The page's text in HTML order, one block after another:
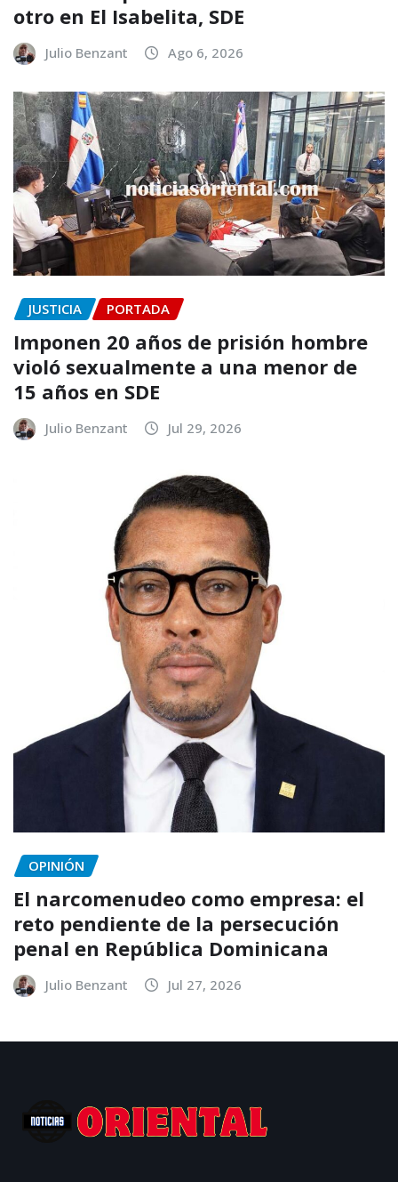
otro en El Isabelita, SDE
Julio Benzant Ago 6, 2026
JUSTICIA PORTADA
Imponen 20 años de prisión hombre
violó sexualmente a una menor de
15 años en SDE
Julio Benzant Jul 29, 2026
OPINIÓN
El narcomenudeo como empresa: el
reto pendiente de la persecución
penal en República Dominicana
Julio Benzant Jul 27, 2026